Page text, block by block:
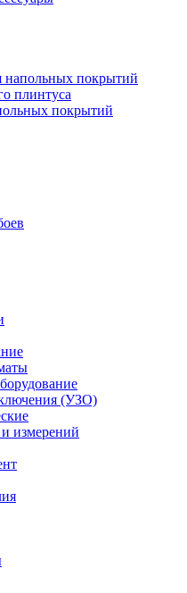
напольных покрытий
плинтуса
покрытий
(УЗО)
измерений